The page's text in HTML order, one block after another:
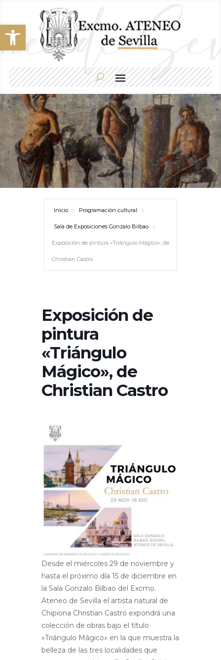
Abrir barra de herramientas
Inicio Programación cultural
Sala de Exposiciones Gonzalo Bilbao
Exposición de pintura «Triángulo Mágico», de
Christian Castro
Exposición de
pintura
«Triángulo
Mágico», de
Christian Castro
Desde el miércoles 29 de noviembre y
hasta el próximo día 15 de diciembre en
la Sala Gonzalo Bilbao del Excmo.
Ateneo de Sevilla el artista natural de
Chipiona Christian Castro expondrá una
colección de obras bajo el título
«Triángulo Mágico» en la que muestra la
belleza de las tres localidades que